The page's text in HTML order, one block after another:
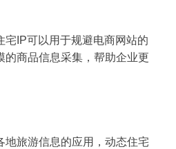
IP可以用于规避电商网站的
的商品信息采集，帮助企业更
旅游信息的应用，动态住宅